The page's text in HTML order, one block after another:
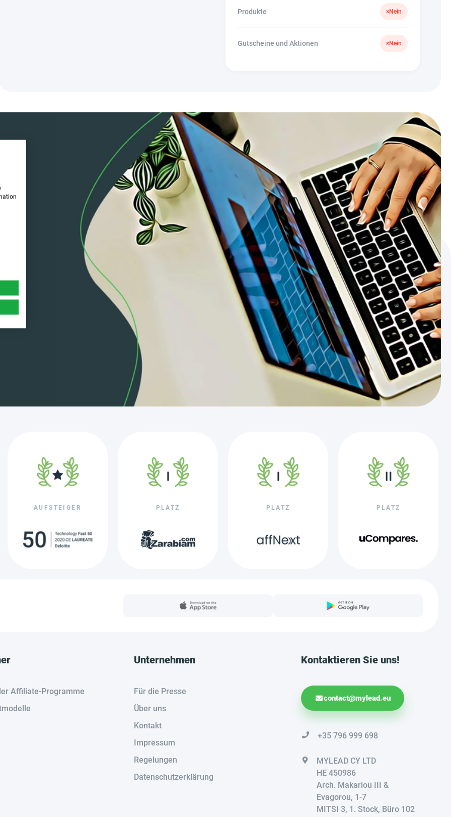
Produkte ×Nein
Gutscheine und Aktionen ×Nein
AUFSTEIGER PLATZ PLATZ PLATZ
Affiliate-Programme
Unternehmen
Für die Presse
Über uns
Kontakt
Impressum
Regelungen
Datenschutzerklärung
Kontaktieren Sie uns!
contact@mylead.eu
+35 796 999 698
MYLEAD CY LTD
HE 450986
Arch. Makariou III &
Evagorou, 1-7
MITSI 3, 1. Stock, Büro 102